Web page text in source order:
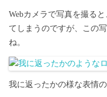
Webカメラで写真を撮る
てしまうのですが、この写
ね。
我に返ったかの様な表情